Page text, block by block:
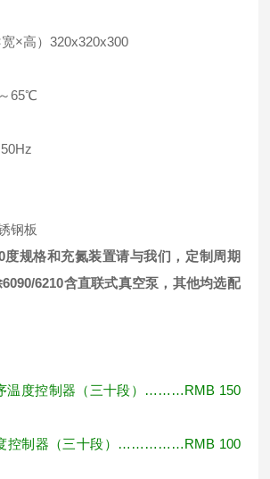
×高）320x320x300
65℃
钢板
度规格和充氮装置请与我们，定制周期
6210含直联式真空泵，其他均选配
温度控制器（三十段）
………RMB 150
控制器（三十段）
……………RMB 100